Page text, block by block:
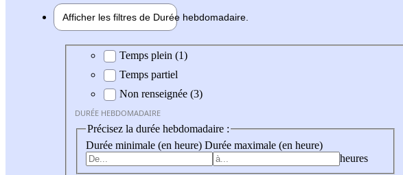
Afficher les filtres de Durée hebdomadaire
Durée hebdomadaire
Temps plein (1)
Temps partiel
Non renseignée (3)
DURÉE HEBDOMADAIRE
Précisez la durée hebdomadaire :
Durée minimale (en heure) Durée maximale (en heure)
heures